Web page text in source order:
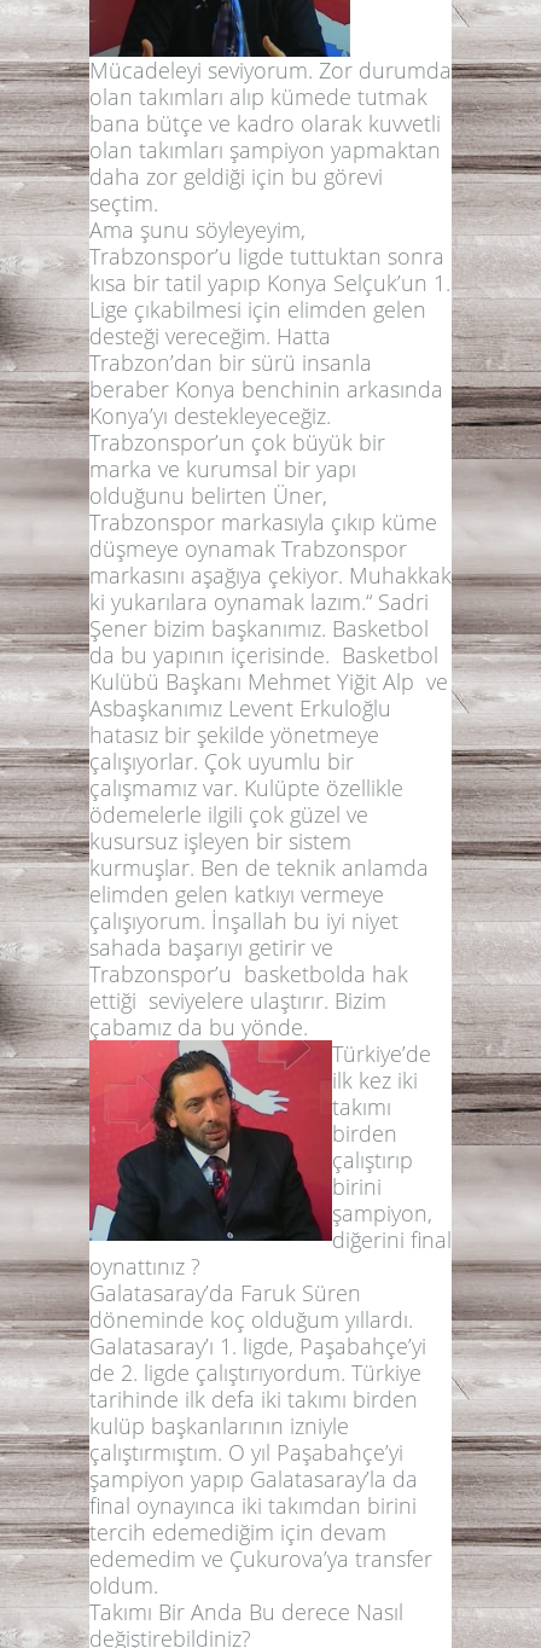
Mücadeleyi seviyorum. Zor durumda
olan takımları alıp kümede tutmak
bana bütçe ve kadro olarak kuvvetli
olan takımları şampiyon yapmaktan
daha zor geldiği için bu görevi
seçtim.
Ama şunu söyleyeyim,
Trabzonspor’u ligde tuttuktan sonra
kısa bir tatil yapıp Konya Selçuk’un 1.
Lige çıkabilmesi için elimden gelen
desteği vereceğim. Hatta
Trabzon’dan bir sürü insanla
beraber Konya benchinin arkasında
Konya’yı destekleyeceğiz.
Trabzonspor’un çok büyük bir
marka ve kurumsal bir yapı
olduğunu belirten Üner,
Trabzonspor markasıyla çıkıp küme
düşmeye oynamak Trabzonspor
markasını aşağıya çekiyor. Muhakkak
ki yukarılara oynamak lazım.“ Sadri
Şener bizim başkanımız. Basketbol
da bu yapının içerisinde. Basketbol
Kulübü Başkanı Mehmet Yiğit Alp ve
Asbaşkanımız Levent Erkuloğlu
hatasız bir şekilde yönetmeye
çalışıyorlar. Çok uyumlu bir
çalışmamız var. Kulüpte özellikle
ödemelerle ilgili çok güzel ve
kusursuz işleyen bir sistem
kurmuşlar. Ben de teknik anlamda
elimden gelen katkıyı vermeye
çalışıyorum. İnşallah bu iyi niyet
sahada başarıyı getirir ve
Trabzonspor’u basketbolda hak
ettiği seviyelere ulaştırır. Bizim
çabamız da bu yönde.
Türkiye’de
ilk kez iki
takımı
birden
çalıştırıp
birini
şampiyon,
diğerini final
oynattınız ?
Galatasaray’da Faruk Süren
döneminde koç olduğum yıllardı.
Galatasaray’ı 1. ligde, Paşabahçe’yi
de 2. ligde çalıştırıyordum. Türkiye
tarihinde ilk defa iki takımı birden
kulüp başkanlarının izniyle
çalıştırmıştım. O yıl Paşabahçe’yi
şampiyon yapıp Galatasaray’la da
final oynayınca iki takımdan birini
tercih edemediğim için devam
edemedim ve Çukurova’ya transfer
oldum.
Takımı Bir Anda Bu derece Nasıl
değiştirebildiniz?